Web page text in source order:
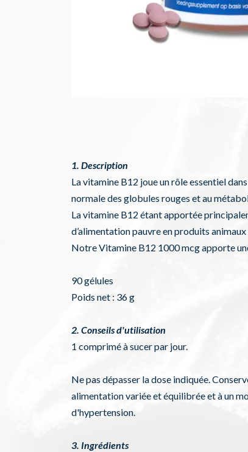
1. Description
La vitamine B12 joue un rôle essentiel
normale des globules rouges et au
La vitamine B12 étant apportée
d’alimentation pauvre en produits
Notre Vitamine B12 1000 mcg apporte
90 gélules
Poids net : 36 g
2. Conseils d'utilisation
1 comprimé à sucer par jour.
Ne pas dépasser la dose indiquée.
alimentation variée et équilibrée et à un
d'hypertension.
3. Ingrédients